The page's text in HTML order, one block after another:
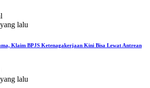
lalu
Klaim BPJS Ketenagakerjaan Kini Bisa Lewat Antrean
lalu